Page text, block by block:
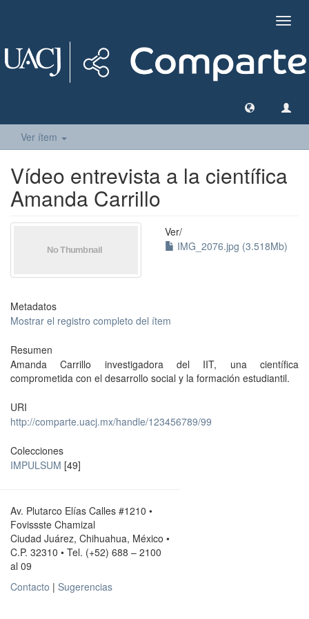
Ver ítem
Vídeo entrevista a la científica
Amanda Carrillo
Ver/
IMG_2076.jpg (3.518Mb)
Metadatos
Mostrar el registro completo del ítem
Resumen
Amanda Carrillo investigadora del IIT, una científica
comprometida con el desarrollo social y la formación estudiantil.
URI
http://comparte.uacj.mx/handle/123456789/99
Colecciones
IMPULSUM [49]
Av. Plutarco Elías Calles #1210 •
Fovissste Chamizal
Ciudad Juárez, Chihuahua, México •
C.P. 32310 • Tel. (+52) 688 – 2100
al 09
Contacto | Sugerencias